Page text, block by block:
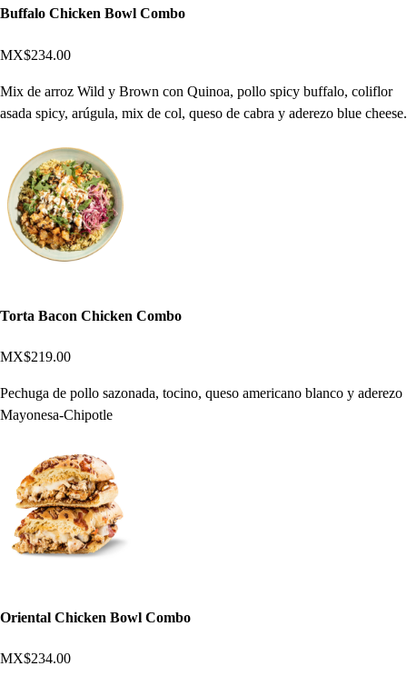
Buffalo Chicken Bowl Combo
MX$234.00
Mix de arroz Wild y Brown con Quinoa, pollo spicy buffalo, coliflor
asada spicy, arúgula, mix de col, queso de cabra y aderezo blue cheese.
Torta Bacon Chicken Combo
MX$219.00
Pechuga de pollo sazonada, tocino, queso americano blanco y aderezo
Mayonesa-Chipotle
Oriental Chicken Bowl Combo
MX$234.00